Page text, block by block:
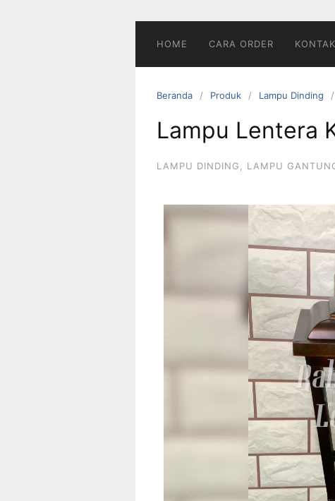
HOME CARA ORDER KONTAK
Beranda Produk Lampu Dinding
Lampu Lentera
LAMPU DINDING LAMPU
Pemutar